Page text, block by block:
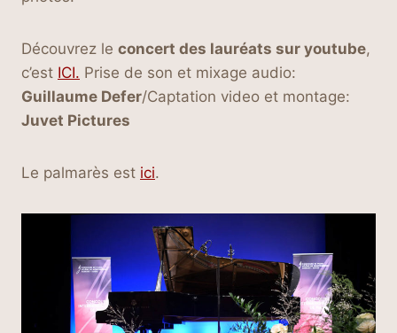
Découvrez le concert des lauréats sur youtube,
c’est ICI. Prise de son et mixage audio:
Guillaume Defer/Captation video et montage:
Juvet Pictures
Le palmarès est ici.